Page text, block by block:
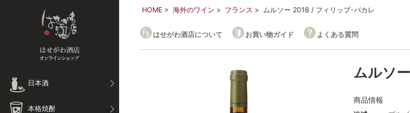
日本酒
本格焼酎
HOME 海外のワイン フランス ムルソー 2018 / フィリップ･パカレ
はせがわ酒店について お買い物ガイド よくある質問
ムルソ
商品情報